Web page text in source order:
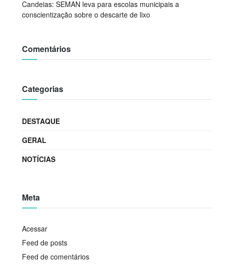
Candeias: SEMAN leva para escolas municipais a
conscientização sobre o descarte de lixo
Comentários
Categorias
DESTAQUE
GERAL
NOTÍCIAS
Meta
Acessar
Feed de posts
Feed de comentários